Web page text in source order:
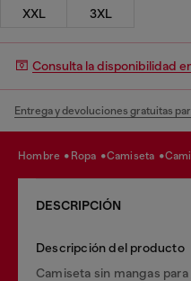
XXL
3XL
Consulta la disponibilidad
Entrega y devoluciones gratuitas
hombre ropa camiseta
DESCRIPCIÓN
Descripción del producto
Camiseta sin mangas